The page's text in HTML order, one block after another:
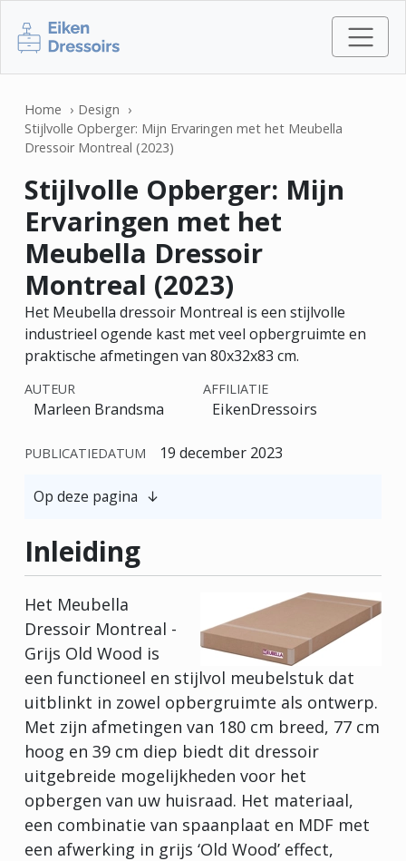
Home
Design
Stijlvolle Opberger: Mijn Ervaringen met het Meubella
Dressoir Montreal (2023)
Stijlvolle Opberger: Mijn
Ervaringen met het
Meubella Dressoir
Montreal (2023)
Het Meubella dressoir Montreal is een stijlvolle
industrieel ogende kast met veel opbergruimte en
praktische afmetingen van 80x32x83 cm.
AUTEUR AFFILIATIE
Marleen Brandsma EikenDressoirs
PUBLICATIEDATUM 19 december 2023
Op deze pagina
Inleiding
Het Meubella
Dressoir Montreal -
Grijs Old Wood is
een functioneel en stijlvol meubelstuk dat
uitblinkt in zowel opbergruimte als ontwerp.
Met zijn afmetingen van 180 cm breed, 77 cm
hoog en 39 cm diep biedt dit dressoir
uitgebreide mogelijkheden voor het
opbergen van uw huisraad. Het materiaal,
een combinatie van spaanplaat en MDF met
een afwerking in grijs ‘Old Wood’ effect,